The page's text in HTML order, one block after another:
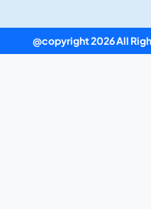
@copyright 2026 All